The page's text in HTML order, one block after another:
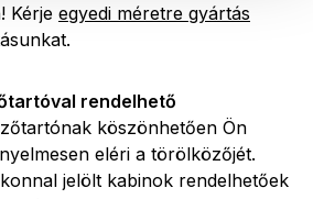
Kérje egyedi méretre gyártás
rendelhető
köszönhetően Ön
eléri a törölközőjét.
jelölt kabinok rendelhetőek